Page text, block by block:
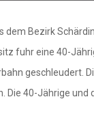
dem Bezirk
fuhr eine 40-
geschleudert.
Die 40-Jährige und